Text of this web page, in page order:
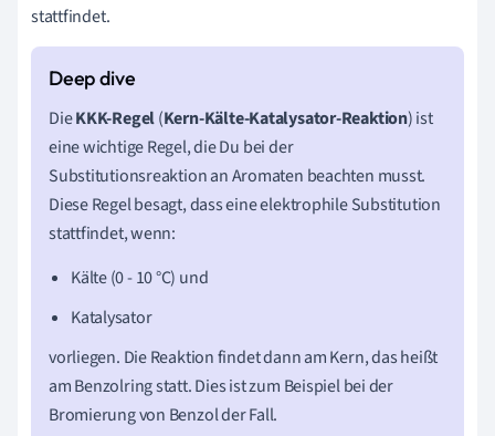
stattfindet.
DieKKK-Regel(Kern-Kälte-Katalysator-Reaktion) ist
eine wichtige Regel, die Du bei der
Substitutionsreaktion anAromaten beachten musst.
Diese Regel besagt, dass eine elektrophile Substitution
stattfindet, wenn:
Kälte (0 - 10 °C) und
Katalysator
vorliegen. Die Reaktion findet dann am Kern, das heißt
am Benzolring statt. Dies ist zum Beispiel bei der
Bromierung von Benzol der Fall.